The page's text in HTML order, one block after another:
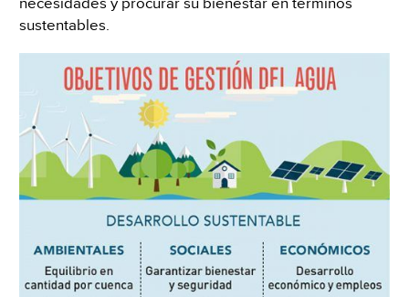
necesidades y procurar su bienestar en términos
sustentables.